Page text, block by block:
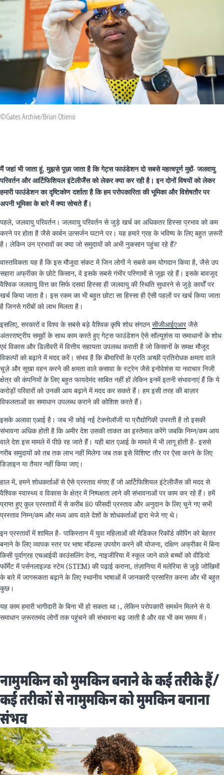
©Gates Archive/Brian Otieno
मैं जहां भी जाता हूं, मुझसे पूछा जाता है कि गेट्स फाउंडेशन दो सबसे महत्वपूर्ण मुद्दों- जलवायु
परिवर्तन और आर्टिफिशियल इंटेलीजैंस को लेकर क्या कर रही है। इन दोनों विषयों को लेकर
हमारी फाउंडेशन का दृष्टिकोण दर्शाता है कि हम परोपकारिता की भूमिका और विशेषतौर पर
अपनी भूमिका के बारे में क्या सोचते हैं।
पहले, जलवायु परिवर्तन। जलवायु परिवर्तन से जुड़े खर्च का अधिकतर हिस्सा प्रभाव को कम
करने पर होता है जैसे कार्बन उत्सर्जन घटाने पर। यह हमारे ग्रह के भविष्य के लिए बहुत ज़रूरी
है। लेकिन उन प्रभावों का क्या जो समुदायों को अभी नुकसान पहुंचा रहे हैं?
वास्तविकता यह है कि इस मौजूदा संकट में जिन लोगों ने सबसे कम योगदान किया है, जैसे उप
सहारा अफ्रीका के छोटे किसान, वे इसके सबसे गंभीर परिणामों से जूझ रहे हैं। इसके बावजूद
वैश्विक जलवायु वित्त का सिर्फ दसवां हिस्सा ही जलवायु की स्थिति सुधारने से जुड़े कार्यों पर
खर्च किया जाता है। इस रकम का भी बहुत छोटा सा हिस्सा ही ऐसी पहलों पर खर्च किया जाता
है जिनसे गरीबों को लाभ मिलता है।
इसलिए, सरकारों व विश्व के सबसे बड़े वैश्विक कृषि शोध संगठन सीजीआईएआरजैसे
अंतरराष्ट्रीय समूहों के साथ काम करते हुए गेट्स फाउंडेशन ऐसे सॉल्यूशंस या समाधानों के शोध
एवं विकास और डिलीवरी में वित्तीय सहायता उपलब्ध कराती है जो किसानों के समक्ष मौजूद
विकल्पों को बढ़ाने में मदद करें। संभव है कि बीमारियों के प्रति अच्छी प्रतिरोधक क्षमता वाले
चूज़े और सूखा वहन करने की क्षमता वाले कसावा के स्ट्रेन जैसे इनोवेशंस या नवाचार निजी
क्षेत्र की कंपनियों के लिए बहुत फायदेमंद साबित नहीं हों लेकिन इनमें इतनी संभावनाएं हैं कि ये
करोड़ों परिवारों को उनकी आय बढ़ाने में मदद कर सकते हैं। हम इसी तरह की बाज़ार
विफलताओं का समाधान उपलब्ध कराने की कोशिश करते हैं।
इसके अलावा एआई है। जब भी कोई नई टेक्नोलॉजी या प्रौद्योगिकी उभरती है तो इसकी
संभावना अधिक होती है कि अमीर देश उसकी ताकत का इस्तेमाल करेंगे जबकि निम्न/कम आय
वाले देश इस मामले में पीछे रह जाते हैं। यही बात एआई के मामले में भी लागू होती है- इससे
गरीब समुदायों को तब तक लाभ नहीं मिलेगा जब तक इसे विशिष्ट तौर पर ऐसा करने के लिए
डिज़ाइन या तैयार नहीं किया जाए।
हाल में, हमने शोधकर्ताओं से ऐसे प्रस्ताव मंगाए हैं जो आर्टिफिशियल इंटेलीजैंस की मदद से
वैश्विक स्वास्थ्य व विकास के क्षेत्र में निष्पक्षता लाने की संभावनाओं पर काम कर रहे हैं। हमें
प्राप्त हुए कुल प्रस्तावों में से करीब 80 फीसदी प्रस्ताव और अनुदान के लिए चुने गए सभी
प्रस्ताव निम्न/कम और मध्य आय वाले देशों के शोधकर्ताओं द्वारा भेजे गए थे।
इन प्रस्तावों में शामिल है- पाकिस्तान में युवा महिलाओं की मेडिकल रिकॉर्ड कीपिंग को बेहतर
बनाने के लिए व्यापक स्तर पर भाषा मॉडल्स उपयोग करने की योजना, दक्षिण अफ्रीका में बिना
किसी पूर्वाग्रह एचआईवी काउंसलिंग देना, नाइजीरिया में स्कूल जाने वाले बच्चों को वीडियो
फॉर्मेट में पर्सनलाइज़्ड स्टेम (STEM) की पढ़ाई कराना, तंज़ानिया में मलेरिया से जुड़े जोखिमों
के बारे में जागरूकता बढ़ाने के लिए स्थानीय भाषाओं में जानकारी प्रसारित करना और भी बहुत
कुछ।
यह काम हमारी भागीदारी के बिना भी हो सकता था।, लेकिन परोपकारी समर्थन मिलने से ये
समाधान ज़रूरतमंद लोगों तक पहुंचने की संभावना बढ़ जाती है और वह भी कम समय में।
नामुमकिन को मुमकिन बनाने के कई तरीके हैं/
कई तरीकों से नामुमकिन को मुमकिन बनाना
संभव